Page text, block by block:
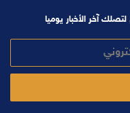
آخر الأخبار يوميا